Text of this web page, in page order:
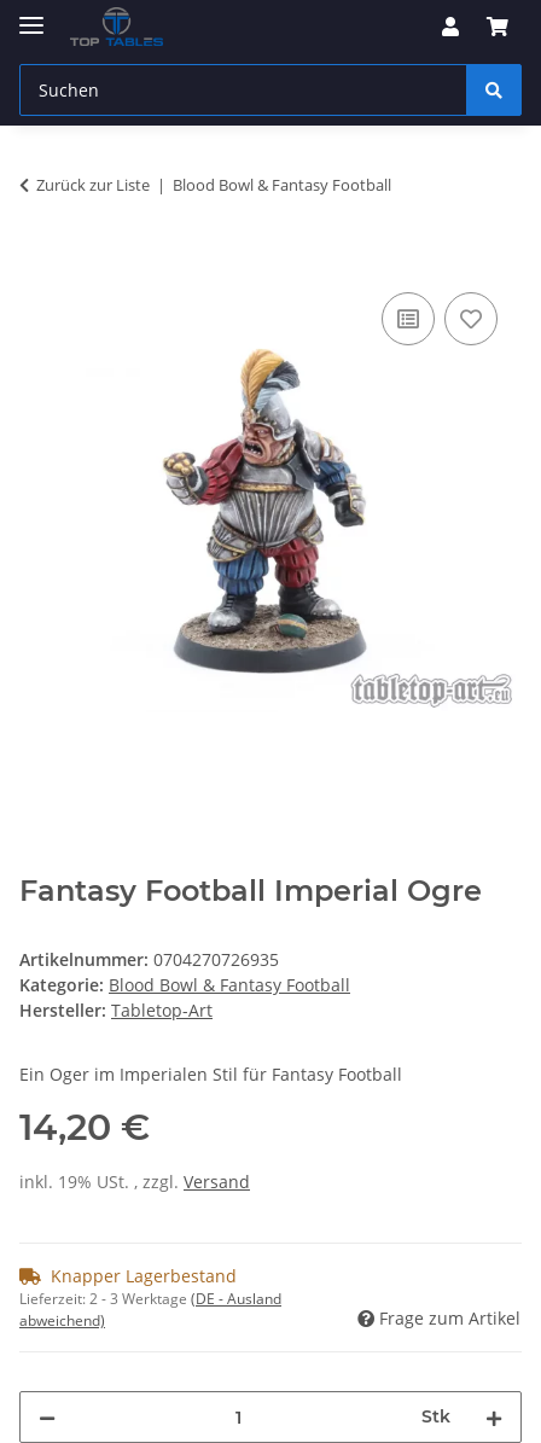
Zurück zur Liste Blood Bowl & Fantasy Football
Fantasy Football Imperial Ogre
Artikelnummer: 0704270726935
Kategorie: Blood Bowl & Fantasy Football
Hersteller: Tabletop-Art
Ein Oger im Imperialen Stil für Fantasy Football
14,20 €
inkl. 19% USt. , zzgl. Versand
Knapper Lagerbestand
Lieferzeit:2 - 3 Werktage (DE - Ausland
abweichend)
Frage zum Artikel
Stk